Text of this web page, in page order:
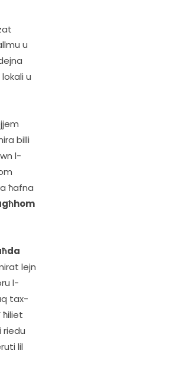
u
u
billi
l-
ħafna
lejn
l-
tax-
ħiliet
riedu
lil